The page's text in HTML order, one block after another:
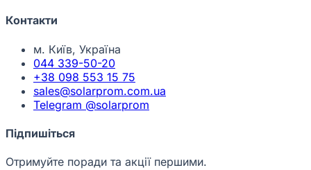
Контакти
м. Київ, Україна
044 339-50-20
+38 098 553 15 75
sales@solarprom.com.ua
Telegram @solarprom
Підпишіться
Отримуйте поради та акції першими.